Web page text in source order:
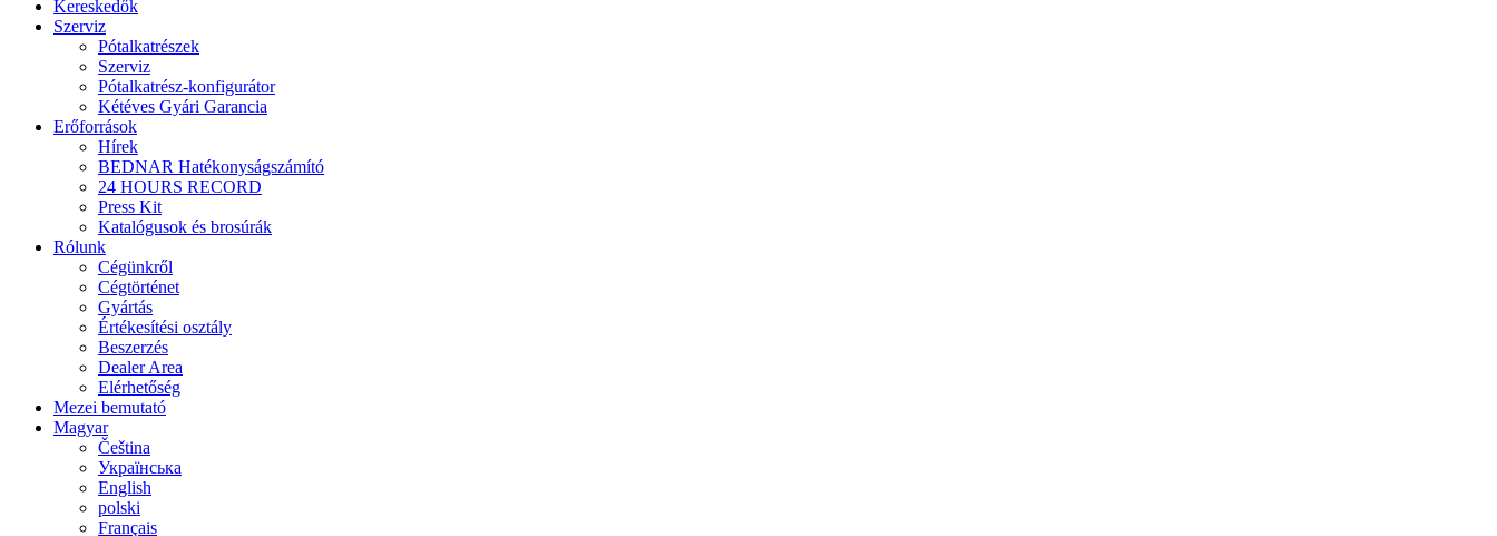
Kereskedők
Szerviz
Pótalkatrészek
Szerviz
Pótalkatrész-konfigurátor
Kétéves Gyári Garancia
Erőforrások
Hírek
BEDNAR Hatékonyságszámító
24 HOURS RECORD
Press Kit
Katalógusok és brosúrák
Rólunk
Cégünkről
Cégtörténet
Gyártás
Értékesítési osztály
Beszerzés
Dealer Area
Elérhetőség
Mezei bemutató
Magyar
Čeština
Українська
English
polski
Français